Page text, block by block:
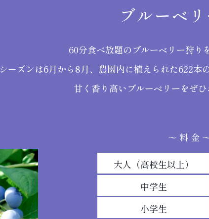
ブルーベリ
60分食べ放題のブルーベリー狩り
シーズンは6月から8月、農園内に植えられた622本
甘く香り高いブルーベリーをぜひ
〜 料 金
大人（高校生以上）
中学生
小学生